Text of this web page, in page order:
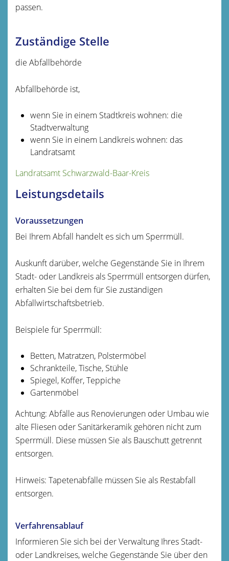
passen.
Zuständige Stelle
die Abfallbehörde
Abfallbehörde ist,
wenn Sie in einem Stadtkreis wohnen: die
Stadtverwaltung
wenn Sie in einem Landkreis wohnen: das
Landratsamt
Landratsamt Schwarzwald-Baar-Kreis
Leistungsdetails
Voraussetzungen
Bei Ihrem Abfall handelt es sich um Sperrmüll.
Auskunft darüber, welche Gegenstände Sie in Ihrem
Stadt- oder Landkreis als Sperrmüll entsorgen dürfen,
erhalten Sie bei dem für Sie zuständigen
Abfallwirtschaftsbetrieb.
Beispiele für Sperrmüll:
Betten, Matratzen, Polstermöbel
Schrankteile, Tische, Stühle
Spiegel, Koffer, Teppiche
Gartenmöbel
Achtung: Abfälle aus Renovierungen oder Umbau wie
alte Fliesen oder Sanitärkeramik gehören nicht zum
Sperrmüll. Diese müssen Sie als Bauschutt getrennt
entsorgen.
Hinweis: Tapetenabfälle müssen Sie als Restabfall
entsorgen.
Verfahrensablauf
Informieren Sie sich bei der Verwaltung Ihres Stadt-
oder Landkreises, welche Gegenstände Sie über den